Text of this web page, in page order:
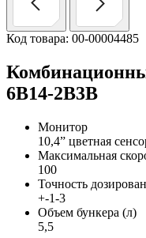
Код товара: 00-00004485
6B14-2B3B
Монитор
10,4” цветная
Максимальная
100
Точность
+-1-3
Объем бункера (л)
5,5